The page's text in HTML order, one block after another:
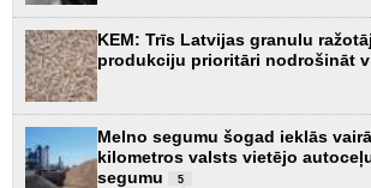
KEM: Trīs Latvijas granulu
produkciju prioritāri nodrošināt
Melno segumu šogad ieklās
kilometros valsts vietējo
segumu
5